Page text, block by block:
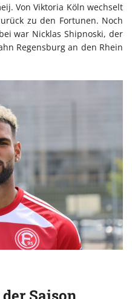
Von Viktoria Köln wechselt
zu den Fortunen. Noch
war Nicklas Shipnoski, der
Regensburg an den Rhein
Saison